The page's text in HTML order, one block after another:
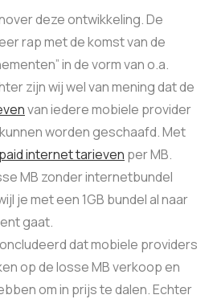
deze ontwikkeling. De
rap met de komst van de
in de vorm van o.a.
zijn wij wel van mening dat de
van iedere mobiele provider
worden geschaafd. Met
internet tarieven per MB.
MB zonder internetbundel
je met een 1GB bundel al naar
gaat.
dat mobiele providers
op de losse MB verkoop en
om in prijs te dalen. Echter